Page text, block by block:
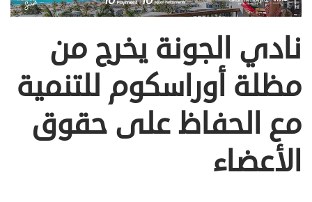
نادي الجونة يخرج من
مظلة أوراسكوم للتنمية
مع الحفاظ على حقوق
الأعضاء